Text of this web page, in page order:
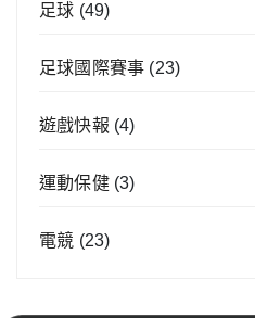
足球 (49)
足球國際賽事 (23)
遊戲快報 (4)
運動保健(3)
電競 (23)